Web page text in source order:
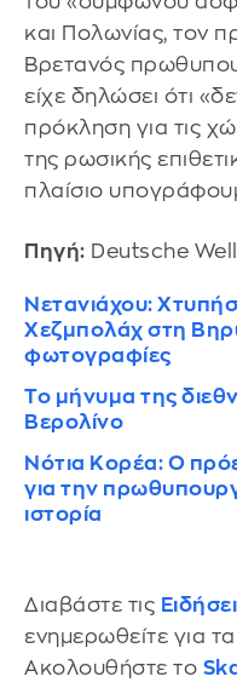
και Πολωνίας, τον
Βρετανός
είχε δηλώσει ότι
πρόκληση για τις
της ρωσικής
πλαίσιο
Πηγή: Deutsche
Νετανιάχου:
Χεζμπολάχ στη
φωτογραφίες
Το μήνυμα της
Βερολίνο
Νότια Κορέα: Ο
για την
ιστορία
Διαβάστε τις
ενημερωθείτε για
Ακολουθήστε το